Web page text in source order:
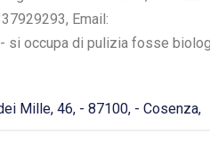
Email:
si occupa di pulizia fosse
Mille, 46, - 87100, - Cosenza,